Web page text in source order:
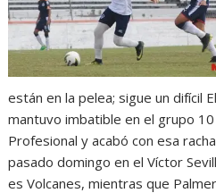
están en la pelea; sigue un difícil
mantuvo imbatible en el grupo
Profesional y acabó con esa
pasado domingo en el Víctor
es Volcanes, mientras que